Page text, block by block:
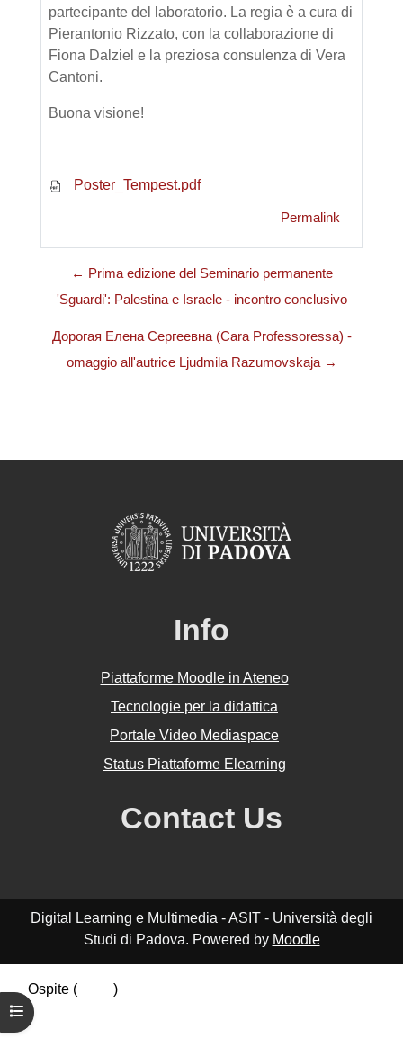
Apri indice del corso
partecipante del laboratorio. La regia è a cura di
Pierantonio Rizzato, con la collaborazione di
Fiona Dalziel e la preziosa consulenza di Vera
Cantoni.
Buona visione!
Poster_Tempest.pdf
Permalink
← Prima edizione del Seminario permanente
'Sguardi': Palestina e Israele - incontro conclusivo
Дорогая Елена Сергеевна (Cara Professoressa) -
omaggio all'autrice Ljudmila Razumovskaja →
Info
Piattaforme Moodle in Ateneo
Tecnologie per la didattica
Portale Video Mediaspace
Status Piattaforme Elearning
Contact Us
Digital Learning e Multimedia - ASIT - Università degli
Studi di Padova. Powered by Moodle
Ospite (
)
Riepilogo della conservazione dei dati
Politiche